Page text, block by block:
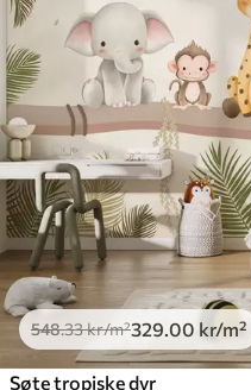
548.33kr/m²329 .00 kr/m²
Søte tropiske dyr